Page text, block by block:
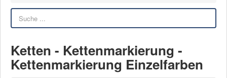
Ansprechpartner
Videos
Kontakt
Ansprechpartner
Ketten - Kettenmarkierung -
Kettenmarkierung Einzelfarben